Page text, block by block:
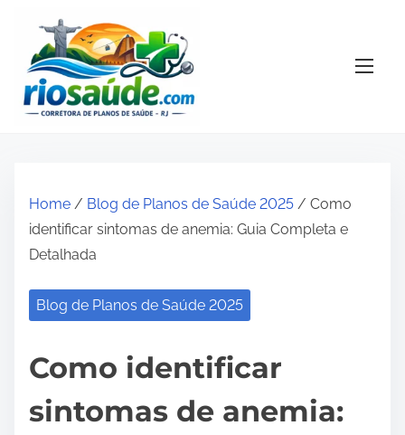
Home / Blog de Planos de Saúde 2025 / Como
identificar sintomas de anemia: Guia Completa e
Detalhada
Blog de Planos de Saúde 2025
Como identificar
sintomas de anemia: